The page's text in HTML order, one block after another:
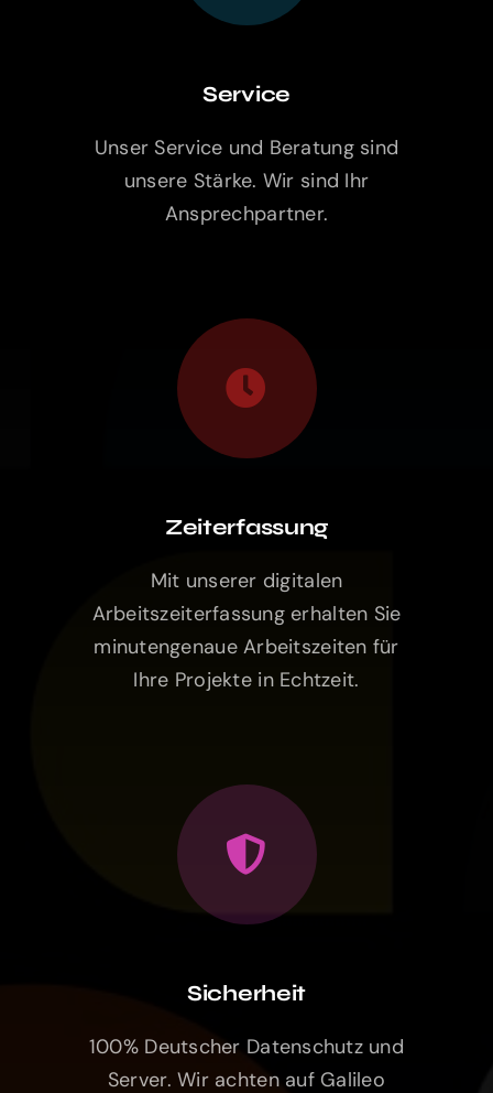
Service
unsere Stärke. Wir sind Ihr
Ansprechpartner.
Zeiterfassung
Arbeitszeiterfassung erhalten Sie
minutengenaue Arbeitszeiten für
Ihre Projekte in Echtzeit.
Sicherheit
Server. Wir achten auf Galileo
kompatible Hardware.